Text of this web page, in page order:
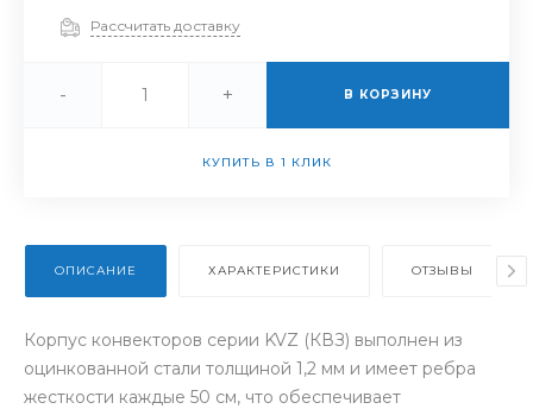
Рассчитать доставку
- + В КОРЗИНУ
КУПИТЬ В 1 КЛИК
ОПИСАНИЕ ХАРАКТЕРИСТИКИ ОТЗЫВЫ
Корпус конвекторов серии KVZ (КВЗ) выполнен из
оцинкованной стали толщиной 1,2 мм и имеет ребра
жесткости каждые 50 см, что обеспечивает